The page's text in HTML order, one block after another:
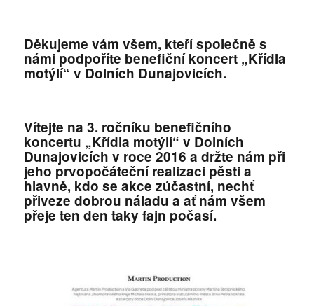
Děkujeme vám všem, kteří společně s
námi podpoříte benefiční koncert „Křídla
motýlí“ v Dolních Dunajovicích.
Vítejte na 3. ročníku benefičního
koncertu „Křídla motýlí“ v Dolních
Dunajovicích v roce 2016 a držte nám při
jeho prvopočáteční realizaci pěsti a
hlavně, kdo se akce zúčastní, nechť
přiveze dobrou náladu a ať nám všem
přeje ten den taky fajn počasí.